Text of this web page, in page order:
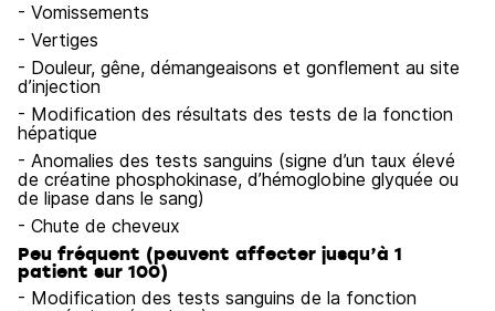
- Vomissements
- Vertiges
- Douleur, gêne, démangeaisons et gonflement au site
d’injection
- Modification des résultats des tests de la fonction
hépatique
- Anomalies des tests sanguins (signe d’un taux élevé
de créatine phosphokinase, d’hémoglobine glyquée ou
de lipase dans le sang)
- Chute de cheveux
Peu fréquent (peuvent affecter jusqu’à 1
patient sur 100)
- Modification des tests sanguins de la fonction